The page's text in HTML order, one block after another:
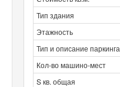
Тип здания
Этажность
Тип и описание паркинга
Кол-во машино-мест
S кв. общая